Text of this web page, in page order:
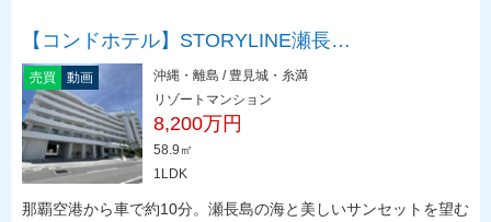
【コンドホテル】STORYLINE瀬長…
売買 動画
沖縄・離島 / 豊見城・糸満
リゾートマンション
8,200万円
58.9㎡
1LDK
那覇空港から車で約10分。瀬長島の海と美しいサンセットを望む